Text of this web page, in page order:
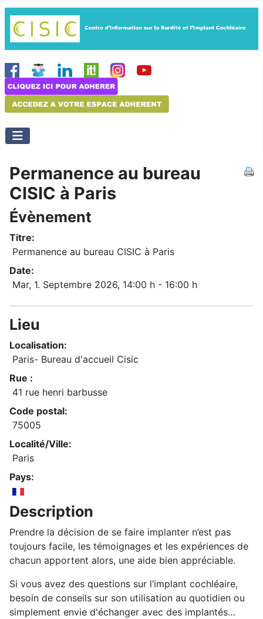
Permanence au bureau
CISIC à Paris
Évènement
Titre:
Permanence au bureau CISIC à Paris
Date:
Mar, 1. Septembre 2026, 14:00 h - 16:00 h
Lieu
Localisation:
Paris- Bureau d'accueil Cisic
Rue :
41 rue henri barbusse
Code postal:
75005
Localité/Ville:
Paris
Pays:
Description
Prendre la décision de se faire implanter n’est pas
toujours facile, les témoignages et les expériences de
chacun apportent alors, une aide bien appréciable.
Si vous avez des questions sur l’implant cochléaire,
besoin de conseils sur son utilisation au quotidien ou
simplement envie d'échanger avec des implantés…